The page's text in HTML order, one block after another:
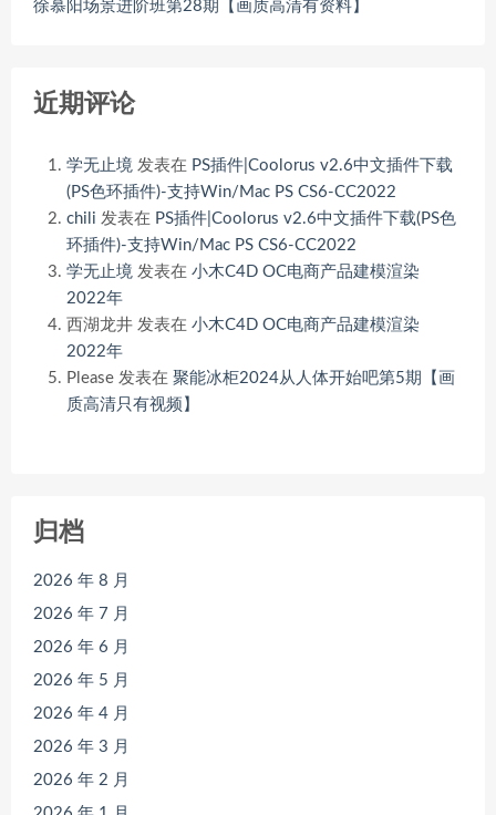
徐慕阳场景进阶班第28期【画质高清有资料】
近期评论
学无止境 发表在 PS插件|Coolorus v2.6中文插件下载
(PS色环插件)-支持Win/Mac PS CS6-CC2022
chili 发表在 PS插件|Coolorus v2.6中文插件下载(PS色
环插件)-支持Win/Mac PS CS6-CC2022
学无止境 发表在 小木C4D OC电商产品建模渲染
2022年
西湖龙井 发表在 小木C4D OC电商产品建模渲染
2022年
Please 发表在 聚能冰柜2024从人体开始吧第5期【画
质高清只有视频】
归档
2026 年 8 月
2026 年 7 月
2026 年 6 月
2026 年 5 月
2026 年 4 月
2026 年 3 月
2026 年 2 月